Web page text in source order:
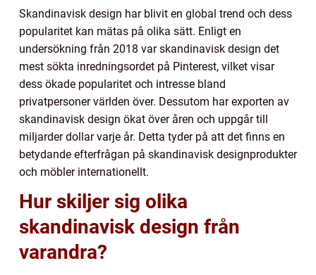
Skandinavisk design har blivit en global trend och dess
popularitet kan mätas på olika sätt. Enligt en
undersökning från 2018 var skandinavisk design det
mest sökta inredningsordet på Pinterest, vilket visar
dess ökade popularitet och intresse bland
privatpersoner världen över. Dessutom har exporten av
skandinavisk design ökat över åren och uppgår till
miljarder dollar varje år. Detta tyder på att det finns en
betydande efterfrågan på skandinavisk designprodukter
och möbler internationellt.
Hur skiljer sig olika
skandinavisk design från
varandra?